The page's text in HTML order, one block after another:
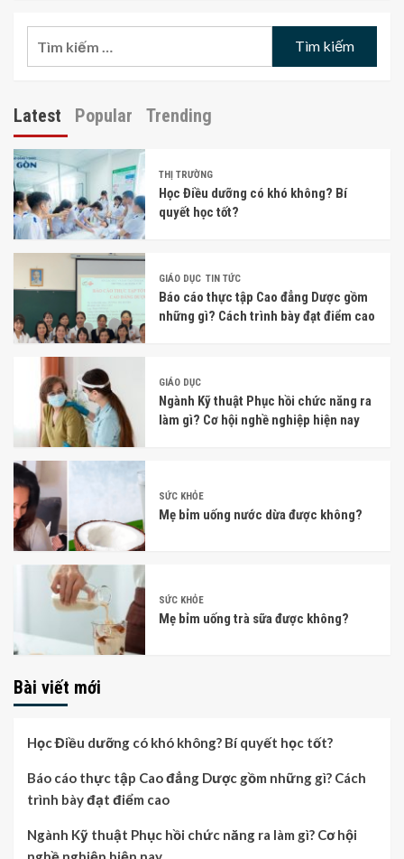
Latest Popular Trending
THỊ TRƯỜNG
Học Điều dưỡng có khó không? Bí
quyết học tốt?
GIÁO DỤC TIN TỨC
Báo cáo thực tập Cao đẳng Dược gồm
những gì? Cách trình bày đạt điểm cao
GIÁO DỤC
Ngành Kỹ thuật Phục hồi chức năng ra
làm gì? Cơ hội nghề nghiệp hiện nay
SỨC KHỎE
Mẹ bỉm uống nước dừa được không?
SỨC KHỎE
Mẹ bỉm uống trà sữa được không?
Bài viết mới
Học Điều dưỡng có khó không? Bí quyết học tốt?
Báo cáo thực tập Cao đẳng Dược gồm những gì? Cách
trình bày đạt điểm cao
Ngành Kỹ thuật Phục hồi chức năng ra làm gì? Cơ hội